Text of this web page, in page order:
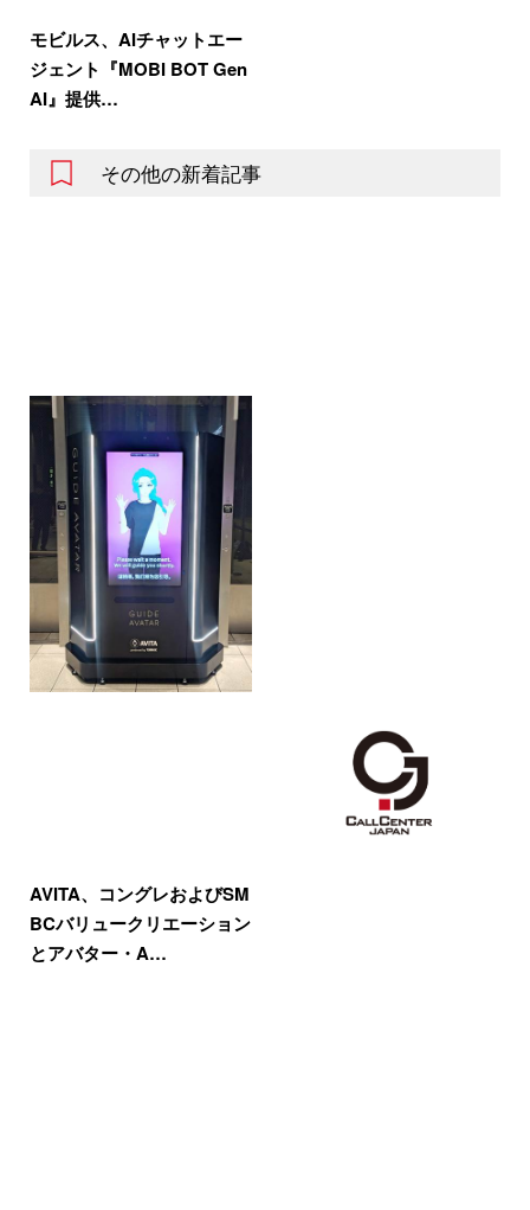
モビルス、AIチャットエー
ジェント『MOBI BOT Gen
AI』提供…
その他の新着記事
AVITA、コングレおよびSM
BCバリュークリエーション
とアバター・A…